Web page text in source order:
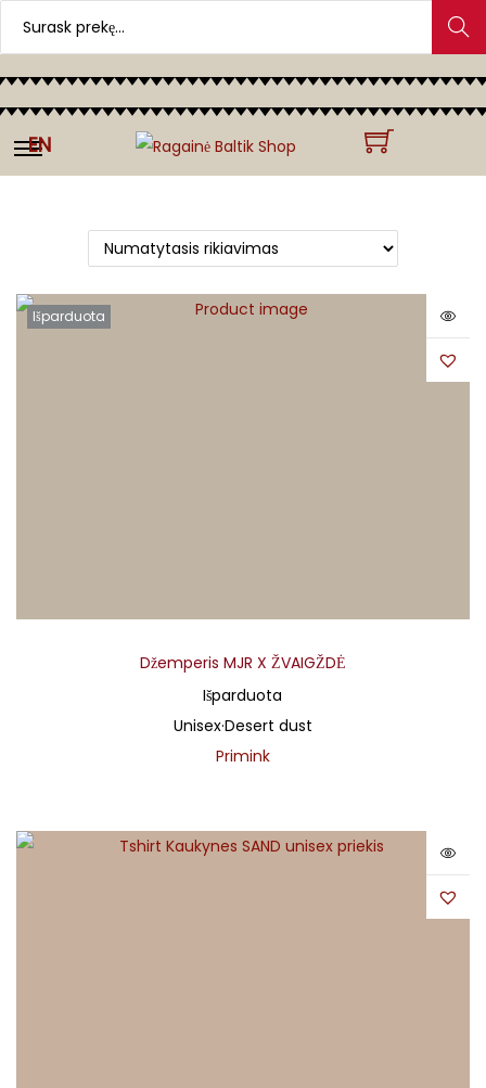
Search
EN
Išparduota
Džemperis MJR X ŽVAIGŽDĖ
Išparduota
Unisex·Desert dust
Primink